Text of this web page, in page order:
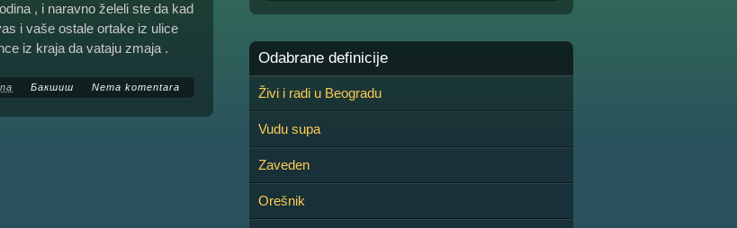
, i naravno želeli ste da kad
i vaše ostale ortake iz ulice
iz kraja da vataju zmaja .
Бакшиш Nema komentara
Odabrane definicije
Živi i radi u Beogradu
Vudu supa
Zaveden
Orešnik